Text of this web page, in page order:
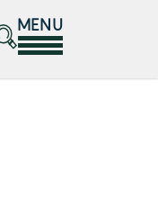
MENU